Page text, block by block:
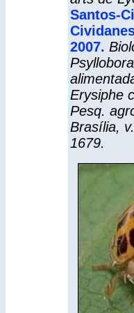
Santos-
2007.
Erysiphe
Pesq.
Brasília,
1679.